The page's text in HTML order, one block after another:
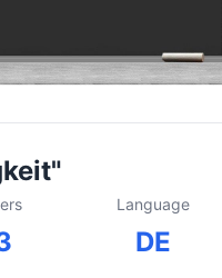
Language
DE